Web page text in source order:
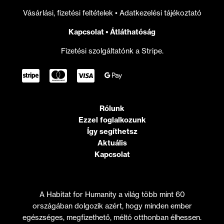
Vásárlási, fizetési feltételek • Adatkezelési tájékoztató
Kapcsolat• Átláthatóság
Fizetési szolgáltatónk a Stripe.
Rólunk
Ezzel foglalkozunk
Így segíthetsz
Aktuális
Kapcsolat
A Habitat for Humanity a világ több mint 60
országában dolgozik azért, hogy minden ember
egészséges, megfizethető, méltó otthonban élhessen.